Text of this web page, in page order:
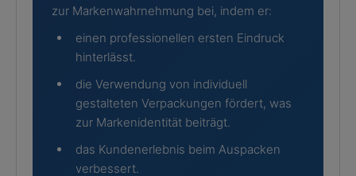
zur Markenwahrnehmung bei, indem er:
einen professionellen ersten Eindruck
hinterlässt.
die Verwendung von individuell
gestalteten Verpackungen fördert, was
zur Markenidentität beiträgt.
das Kundenerlebnis beim Auspacken
verbessert.